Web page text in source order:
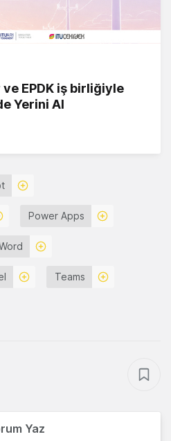
EPDK iş birliğiyle
Yerini Al
Power Apps
Teams
Yaz